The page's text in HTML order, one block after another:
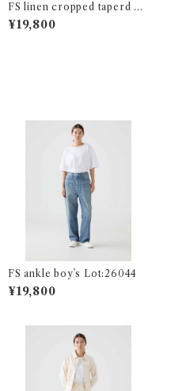
FS linen cropped taperd Lo
t:26229
¥19,800
FS ankle boy`s Lot:26044
¥19,800